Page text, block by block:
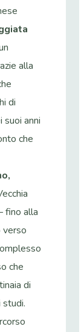
alla
di
suoi anni
che
fino alla
verso
che
di